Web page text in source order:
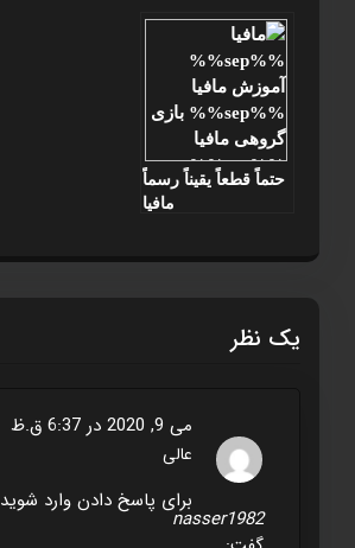
حتماً قطعاً یقیناً رسماً
مافيا
یک نظر
nasser1982
می 9, 2020 در 6:37 ق.ظ
عالی
برای پاسخ دادن وارد شوید